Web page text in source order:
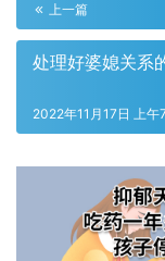
上一篇
处理好婆媳关系
2022年11月17日 上午